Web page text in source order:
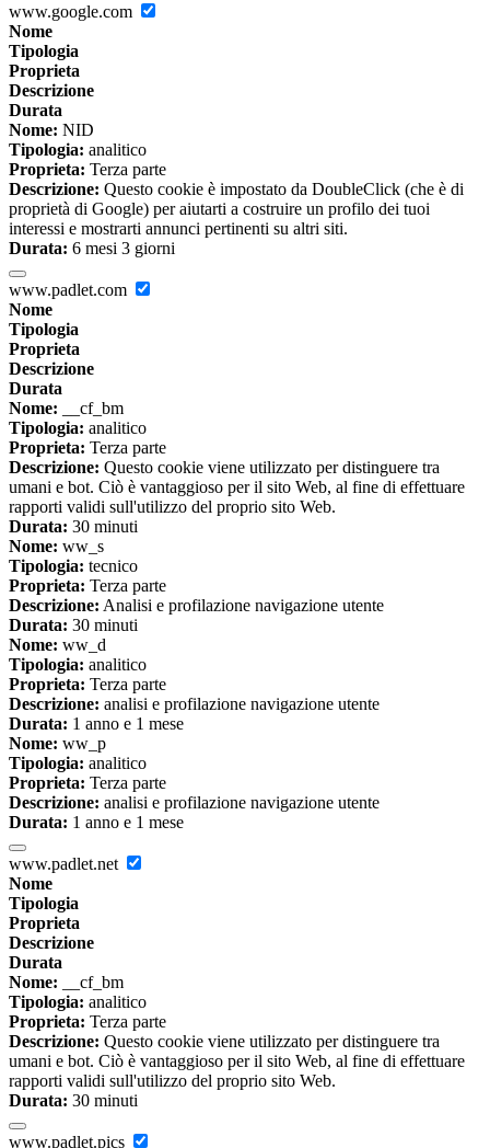
www.google.com
Nome
Tipologia
Proprieta
Descrizione
Durata
Nome: NID
Tipologia: analitico
Proprieta: Terza parte
Descrizione: Questo cookie è impostato da DoubleClick (che è di
proprietà di Google) per aiutarti a costruire un profilo dei tuoi
interessi e mostrarti annunci pertinenti su altri siti.
Durata: 6 mesi 3 giorni
www.padlet.com
Nome
Tipologia
Proprieta
Descrizione
Durata
Nome: __cf_bm
Tipologia: analitico
Proprieta: Terza parte
Descrizione: Questo cookie viene utilizzato per distinguere tra
umani e bot. Ciò è vantaggioso per il sito Web, al fine di effettuare
rapporti validi sull'utilizzo del proprio sito Web.
Durata: 30 minuti
Nome: ww_s
Tipologia: tecnico
Proprieta: Terza parte
Descrizione: Analisi e profilazione navigazione utente
Durata: 30 minuti
Nome: ww_d
Tipologia: analitico
Proprieta: Terza parte
Descrizione: analisi e profilazione navigazione utente
Durata: 1 anno e 1 mese
Nome: ww_p
Tipologia: analitico
Proprieta: Terza parte
Descrizione: analisi e profilazione navigazione utente
Durata: 1 anno e 1 mese
www.padlet.net
Nome
Tipologia
Proprieta
Descrizione
Durata
Nome: __cf_bm
Tipologia: analitico
Proprieta: Terza parte
Descrizione: Questo cookie viene utilizzato per distinguere tra
umani e bot. Ciò è vantaggioso per il sito Web, al fine di effettuare
rapporti validi sull'utilizzo del proprio sito Web.
Durata: 30 minuti
www.padlet.pics